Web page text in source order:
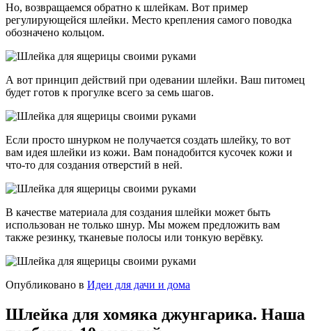
Но, возвращаемся обратно к шлейкам. Вот пример
регулирующейся шлейки. Место крепления самого поводка
обозначено кольцом.
А вот принцип действий при одевании шлейки. Ваш питомец
будет готов к прогулке всего за семь шагов.
Если просто шнурком не получается создать шлейку, то вот
вам идея шлейки из кожи. Вам понадобится кусочек кожи и
что-то для создания отверстий в ней.
В качестве материала для создания шлейки может быть
использован не только шнур. Мы можем предложить вам
также резинку, тканевые полосы или тонкую верёвку.
Опубликовано в Идеи для дачи и дома
Шлейка для хомяка джунгарика. Наша